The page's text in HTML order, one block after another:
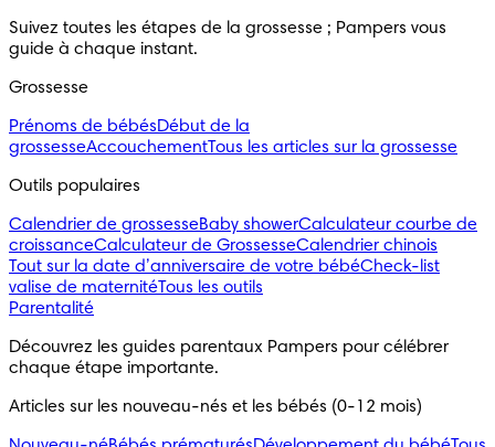
Suivez toutes les étapes de la grossesse ; Pampers vous
guide à chaque instant.
Grossesse
Prénoms de bébésDébut de la
grossesseAccouchementTous les articles sur la grossesse
Outils populaires
Calendrier de grossesseBaby showerCalculateur courbe de
croissanceCalculateur de GrossesseCalendrier chinois
Tout sur la date d’anniversaire de votre bébéCheck-list
valise de maternitéTous les outils
Parentalité
Découvrez les guides parentaux Pampers pour célébrer
chaque étape importante.
Articles sur les nouveau-nés et les bébés (0-12 mois)